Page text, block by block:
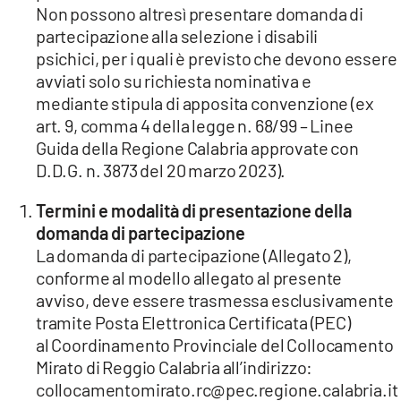
Non possono altresì presentare domanda di
partecipazione alla selezione i disabili
psichici, per i quali è previsto che devono essere
avviati solo su richiesta nominativa e
mediante stipula di apposita convenzione (ex
art. 9, comma 4 della legge n. 68/99 – Linee
Guida della Regione Calabria approvate con
D.D.G. n. 3873 del 20 marzo 2023).
Termini e modalità di presentazione della
domanda di partecipazione
La domanda di partecipazione (Allegato 2),
conforme al modello allegato al presente
avviso, deve essere trasmessa esclusivamente
tramite Posta Elettronica Certificata (PEC)
al Coordinamento Provinciale del Collocamento
Mirato di Reggio Calabria all’indirizzo:
collocamentomirato.rc@pec.regione.calabria.it